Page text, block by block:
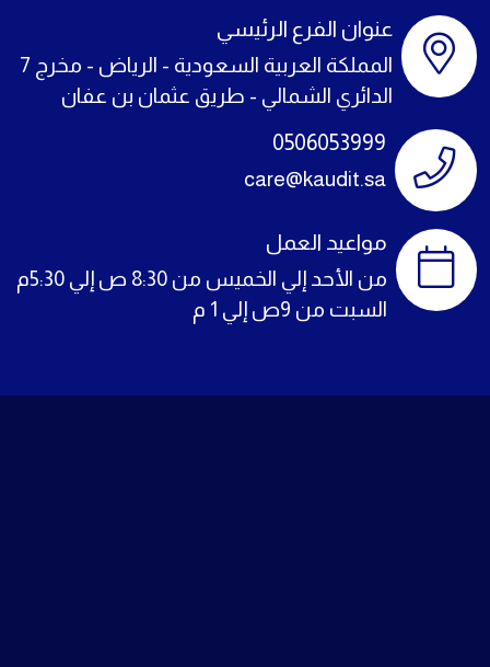
عنوان الفرع الرئيسي
المملكة العربية السعودية - الرياض - مخرج 7
الدائري الشمالي - طريق عثمان بن عفان
0506053999
care@kaudit.sa
مواعيد العمل
من الأحد إلي الخميس من 8:30 ص إلي 5:30م
السبت من 9ص إلي 1 م